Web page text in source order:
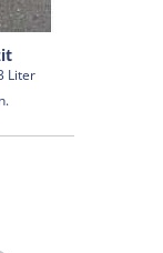
Liter